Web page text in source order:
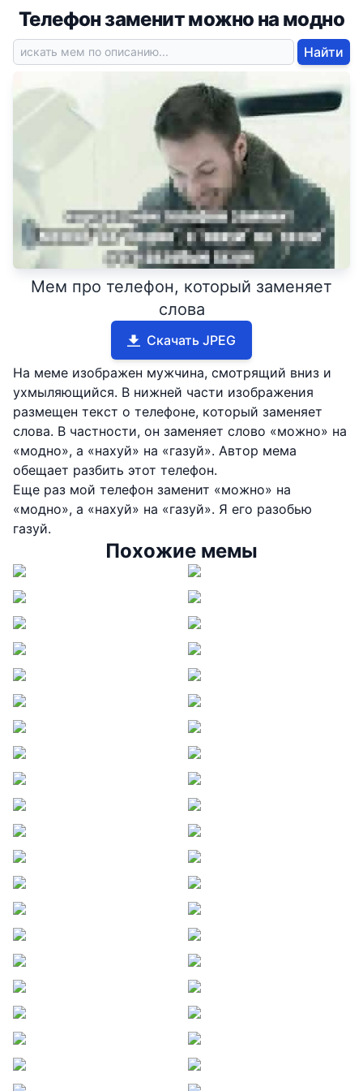
Телефон заменит можно на модно
Найти
Мем про телефон, который заменяет
слова
Скачать JPEG
На меме изображен мужчина, смотрящий вниз и
ухмыляющийся. В нижней части изображения
размещен текст о телефоне, который заменяет
слова. В частности, он заменяет слово «можно» на
«модно», а «нахуй» на «газуй». Автор мема
обещает разбить этот телефон.
Еще раз мой телефон заменит «можно» на
«модно», а «нахуй» на «газуй». Я его разобью
газуй.
Похожие мемы